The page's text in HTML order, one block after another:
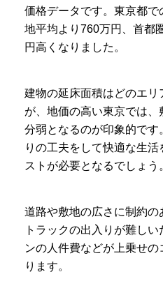
価格データです。東京都
地平均より760万円、首都
円高くなりました。
建物の延床面積はどのエ
が、地価の高い東京では
分弱となるのが印象的です
りの工夫をして快適な生
ストが必要となるでしょう
道路や敷地の広さに制約
トラックの出入りが難し
ンの人件費などが上乗せ
ります。